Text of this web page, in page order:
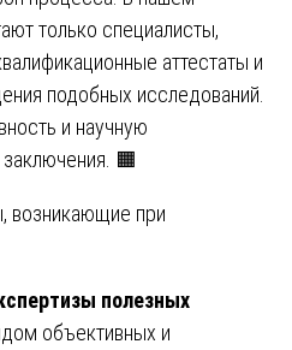
только специалисты,
аттестаты и
подобных исследований.
и научную
🟧
возникающие при
полезных
объективных и